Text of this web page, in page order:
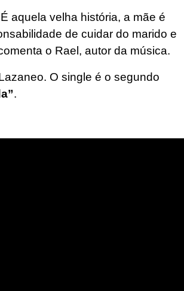
aquela velha história, a mãe é
de cuidar do marido e
o Rael, autor da música.
O single é o segundo
.